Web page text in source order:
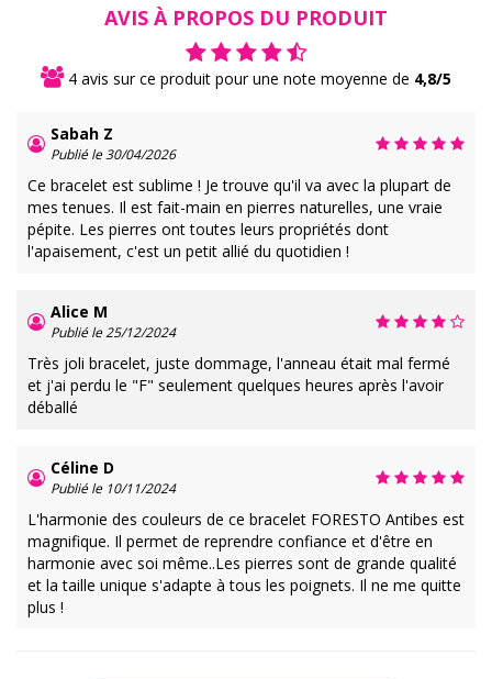
AVIS À PROPOS DU PRODUIT
4 avis sur ce produit pour une note moyenne de 4,8/5
Sabah Z
Publié le 30/04/2026
Ce bracelet est sublime ! Je trouve qu'il va avec la plupart de
mes tenues. Il est fait-main en pierres naturelles, une vraie
pépite. Les pierres ont toutes leurs propriétés dont
l'apaisement, c'est un petit allié du quotidien !
Alice M
Publié le 25/12/2024
Très joli bracelet, juste dommage, l'anneau était mal fermé
et j'ai perdu le "F" seulement quelques heures après l'avoir
déballé
Céline D
Publié le 10/11/2024
L'harmonie des couleurs de ce bracelet FORESTO Antibes est
magnifique. Il permet de reprendre confiance et d'être en
harmonie avec soi même..Les pierres sont de grande qualité
et la taille unique s'adapte à tous les poignets. Il ne me quitte
plus !